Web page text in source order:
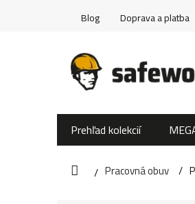
Blog Doprava a platba
Prehľad kolekcií
DomovPracovná obuv